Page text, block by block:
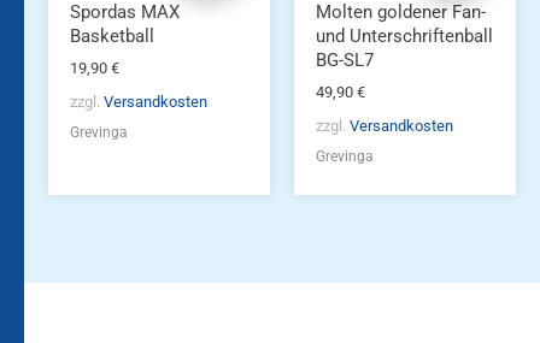
Spordas MAX
Basketball
19,90 €
zzgl. Versandkosten
Grevinga
Molten goldener Fan-
und Unterschriftenball
BG-SL7
49,90 €
zzgl. Versandkosten
Grevinga